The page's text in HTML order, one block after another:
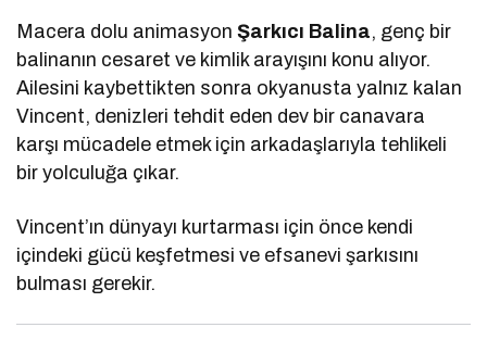
Macera dolu animasyonŞarkıcı Balina, genç bir
balinanın cesaret ve kimlik arayışını konu alıyor.
Ailesini kaybettikten sonra okyanusta yalnız kalan
Vincent, denizleri tehdit eden dev bir canavara
karşı mücadele etmek için arkadaşlarıyla tehlikeli
bir yolculuğa çıkar.
Vincent’ın dünyayı kurtarması için önce kendi
içindeki gücü keşfetmesi ve efsanevi şarkısını
bulması gerekir.